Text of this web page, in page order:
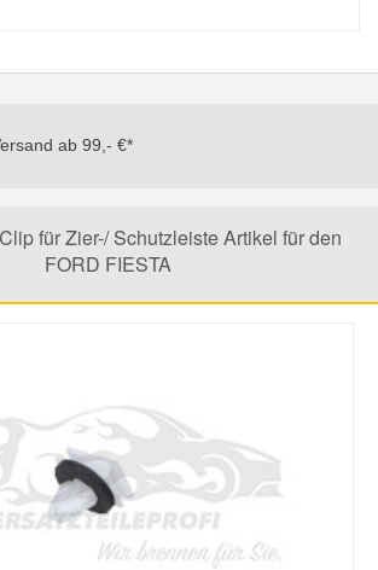
ab 99,- €*
für Zier-/ Schutzleiste Artikel für den
FORD FIESTA